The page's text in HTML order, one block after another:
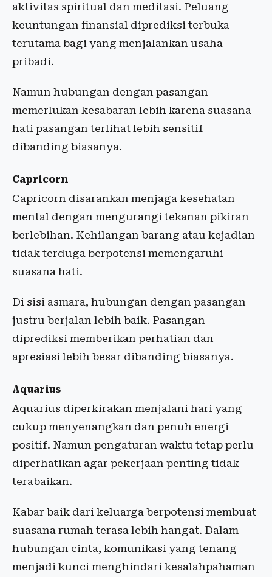
aktivitas spiritual dan meditasi. Peluang
keuntungan finansial diprediksi terbuka
terutama bagi yang menjalankan usaha
pribadi.
Namun hubungan dengan pasangan
memerlukan kesabaran lebih karena suasana
hati pasangan terlihat lebih sensitif
dibanding biasanya.
Capricorn
Capricorn disarankan menjaga kesehatan
mental dengan mengurangi tekanan pikiran
berlebihan. Kehilangan barang atau kejadian
tidak terduga berpotensi memengaruhi
suasana hati.
Di sisi asmara, hubungan dengan pasangan
justru berjalan lebih baik. Pasangan
diprediksi memberikan perhatian dan
apresiasi lebih besar dibanding biasanya.
Aquarius
Aquarius diperkirakan menjalani hari yang
cukup menyenangkan dan penuh energi
positif. Namun pengaturan waktu tetap perlu
diperhatikan agar pekerjaan penting tidak
terabaikan.
Kabar baik dari keluarga berpotensi membuat
suasana rumah terasa lebih hangat. Dalam
hubungan cinta, komunikasi yang tenang
menjadi kunci menghindari kesalahpahaman